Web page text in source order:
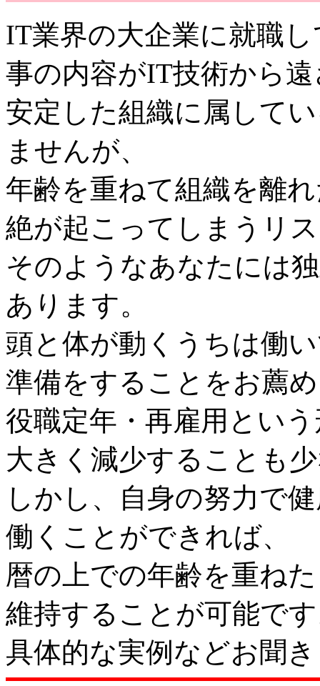
IT業界の大企業に就職
事の内容がIT技術から
安定した組織に属して
ませんが、
年齢を重ねて組織を離
絶が起こってしまうリ
そのようなあなたには
あります。
頭と体が動くうちは働
準備をすることをお薦
役職定年・再雇用とい
大きく減少することも
しかし、自身の努力で
働くことができれば、
暦の上での年齢を重ね
維持することが可能で
具体的な実例などお聞